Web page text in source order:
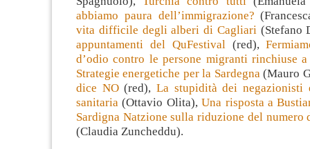
abbiamo paura dell’immigrazione?
vita difficile degli alberi di Cagliari (Stefano
appuntamenti del QuFestival (red),
d’odio contro le persone migranti rinchiuse
Strategie energetiche per la Sardegna (Mauro
dice NO(red),La stupidità dei negazionisti
sanitaria (Ottavio Olita),Una risposta a
Sardigna Natzione sulla riduzione del numero
(Claudia Zuncheddu).